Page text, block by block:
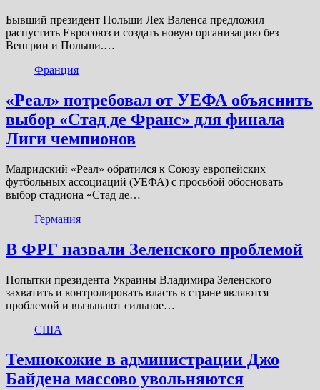
Бывший президент Польши Лех Валенса предложил
распустить Евросоюз и создать новую организацию без
Венгрии и Польши.…
Франция
«Реал» потребовал от УЕФА объяснить
выбор «Стад де Франс» для финала
Лиги чемпионов
Мадридский «Реал» обратился к Союзу европейских
футбольных ассоциаций (УЕФА) с просьбой обосновать
выбор стадиона «Стад де…
Германия
В ФРГ назвали Зеленского проблемой
Попытки президента Украины Владимира Зеленского
захватить и контролировать власть в стране являются
проблемой и вызывают сильное…
США
Темнокожие в администрации Джо
Байдена массово увольняются